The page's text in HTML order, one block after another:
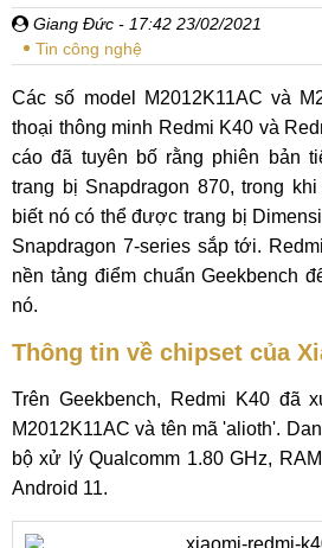
Giang Đức - 17:42 23/02/2021
Tin công nghệ
Các số model M2012K11AC và
thoại thông minh Redmi K40 và
cáo đã tuyên bố rằng phiên bản
trang bị Snapdragon 870, trong
biết nó có thể được trang bị
Snapdragon 7-series sắp tới.
nền tảng điểm chuẩn Geekbench
nó.
Thông tin về chipset của
Trên Geekbench, Redmi K40 đã
M2012K11AC và tên mã 'alioth'.
bộ xử lý Qualcomm 1.80 GHz,
Android 11.